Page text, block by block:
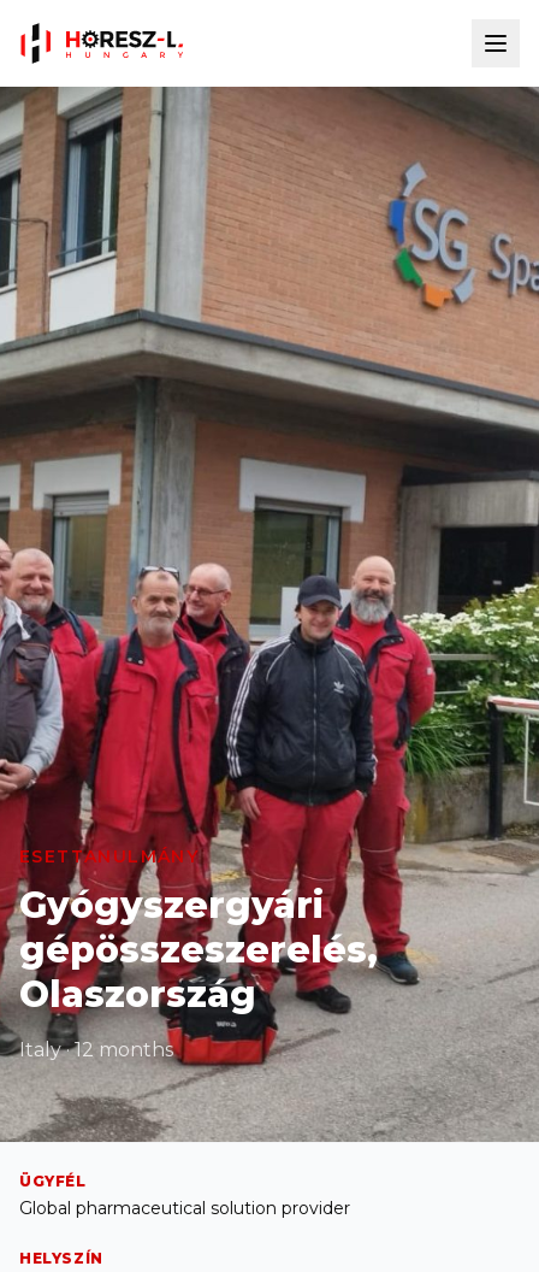
ESETTANULMÁNY
Gyógyszergyári
gépösszeszerelés,
Olaszország
Italy · 12 months
ÜGYFÉL
Global pharmaceutical solution provider
HELYSZÍN